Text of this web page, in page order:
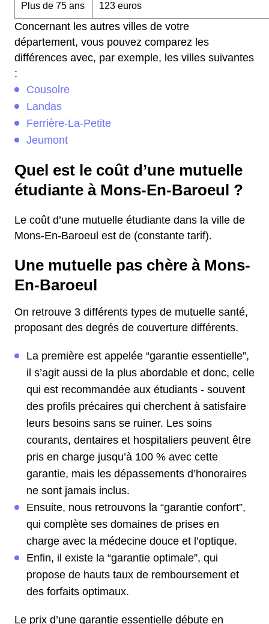
Plus de 75 ans 123 euros
Concernant les autres villes de votre
département, vous pouvez comparez les
différences avec, par exemple, les villes suivantes
:
Cousolre
Landas
Ferrière-La-Petite
Jeumont
Quel est le coût d’une mutuelle
étudiante à Mons-En-Baroeul ?
Le coût d’une mutuelle étudiante dans la ville de
Mons-En-Baroeul est de (constante tarif).
Une mutuelle pas chère à Mons-
En-Baroeul
On retrouve 3 différents types de mutuelle santé,
proposant des degrés de couverture différents.
La première est appelée “garantie essentielle”,
il s’agit aussi de la plus abordable et donc, celle
qui est recommandée aux étudiants - souvent
des profils précaires qui cherchent à satisfaire
leurs besoins sans se ruiner. Les soins
courants, dentaires et hospitaliers peuvent être
pris en charge jusqu’à 100 % avec cette
garantie, mais les dépassements d’honoraires
ne sont jamais inclus.
Ensuite, nous retrouvons la “garantie confort”,
qui complète ses domaines de prises en
charge avec la médecine douce et l’optique.
Enfin, il existe la “garantie optimale”, qui
propose de hauts taux de remboursement et
des forfaits optimaux.
Le prix d’une garantie essentielle débute en